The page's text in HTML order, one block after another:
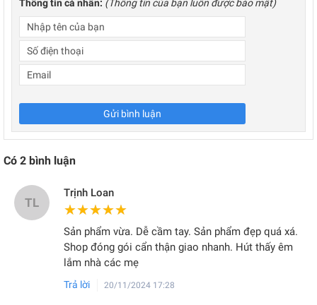
Thông tin cá nhân: (Thông tin của bạn luôn được bảo mật)
Gửi bình luận
Có 2 bình luận
TL
Trịnh Loan
★★★★★
★★★★★
Sản phẩm vừa. Dễ cầm tay. Sản phẩm đẹp quá xá.
Shop đóng gói cẩn thận giao nhanh. Hút thấy êm
lắm nhà các mẹ
Trả lời 20/11/2024 17:28